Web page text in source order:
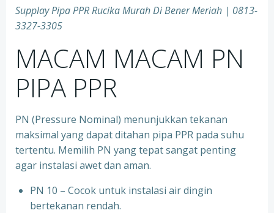
Supplay Pipa PPR Rucika Murah Di Bener Meriah | 0813-
3327-3305
MACAM MACAM PN
PIPA PPR
PN (Pressure Nominal) menunjukkan tekanan
maksimal yang dapat ditahan pipa PPR pada suhu
tertentu. Memilih PN yang tepat sangat penting
agar instalasi awet dan aman.
PN 10 – Cocok untuk instalasi air dingin
bertekanan rendah.